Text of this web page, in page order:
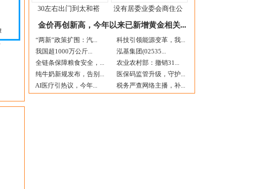
30左右出门到太和褡 没有居委业委会商住公
金价再创新高，今年以来已新增黄金相关...
“两新”政策扩围：汽...
科技引领能源变革，我...
我国超1000万公斤...
泓基集团(02535...
全链条保障粮食安全，...
农业农村部：撤销31...
纯牛奶新规发布，告别...
医保码监管升级，守护...
AI医疗引热议，今年...
税务严查网络主播，补...